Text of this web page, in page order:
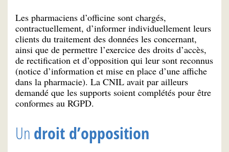
Les pharmaciens d’officine sont chargés,
contractuellement, d’informer individuellement leurs
clients du traitement des données les concernant,
ainsi que de permettre l’exercice des droits d’accès,
de rectification et d’opposition qui leur sont reconnus
(notice d’information et mise en place d’une affiche
dans la pharmacie). La CNIL avait par ailleurs
demandé que les supports soient complétés pour être
conformes au RGPD.
Un droit d’opposition